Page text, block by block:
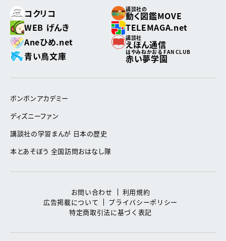
コクリコ
講談社の
動く図鑑MOVE
WEB げんき
TELEMAGA.net
Aneひめ.net
講談社
えほん通信
青い鳥文庫
はやみねかおる FAN CLUB
赤い夢学園
ボンボンアカデミー
ディズニーファン
講談社の学習まんが 日本の歴史
本とあそぼう 全国訪問おはなし隊
お問い合わせ
利用規約
広告掲載について
プライバシーポリシー
特定商取引法に基づく表記